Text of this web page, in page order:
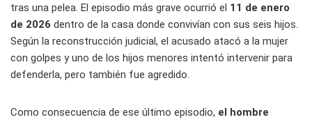
tras una pelea. El episodio más grave ocurrió el 11 de enero
de 2026 dentro de la casa donde convivían con sus seis hijos.
Según la reconstrucción judicial, el acusado atacó a la mujer
con golpes y uno de los hijos menores intentó intervenir para
defenderla, pero también fue agredido.
Como consecuencia de ese último episodio, el hombre